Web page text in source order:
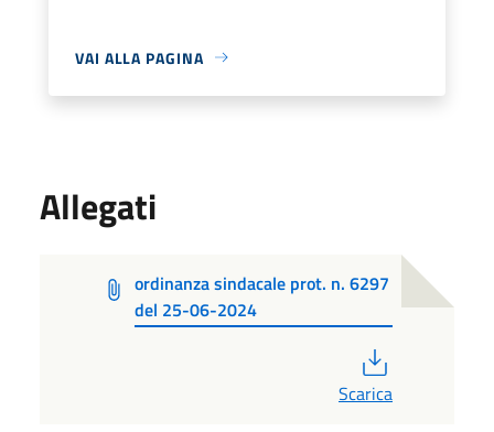
VAI ALLA PAGINA
Allegati
ordinanza sindacale prot. n. 6297
del 25-06-2024
Scarica